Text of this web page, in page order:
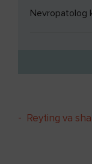
Nevropatolog
- Reyting va